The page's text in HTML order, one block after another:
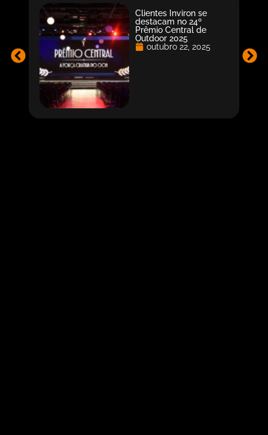
Clientes Inviron se
destacam no 24º
Prêmio Central de
Outdoor 2025
outubro 22, 2025